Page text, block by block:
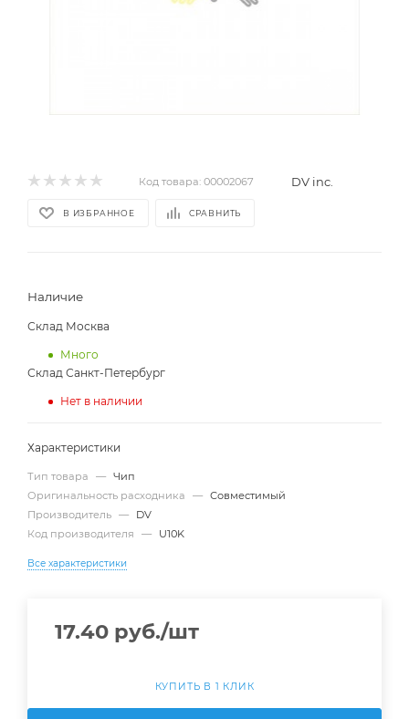
Код товара: 00002067 DV inc.
В ИЗБРАННОЕ СРАВНИТЬ
Наличие
Склад Москва
Много
Склад Санкт-Петербург
Нет в наличии
Характеристики
Тип товара — Чип
Оригинальность расходника
— Совместимый
Производитель —
DV
Код производителя
— U10K
Все характеристики
17.40 руб./шт
КУПИТЬ В 1 КЛИК